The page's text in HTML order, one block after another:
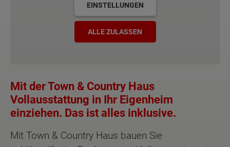
EINSTELLUNGEN
ALLE ZULASSEN
Mit der Town & Country Haus
Vollausstattung in Ihr Eigenheim
einziehen. Das ist alles inklusive.
Mit Town & Country Haus bauen Sie